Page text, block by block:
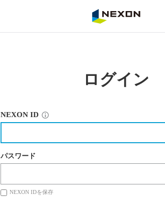
ログイン
NEXON ID
パスワード
NEXON IDを保存